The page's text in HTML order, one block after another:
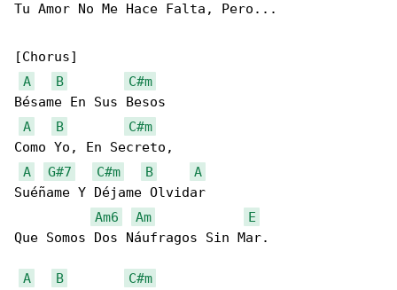
Tu Amor No Me Hace Falta, Pero...
[Chorus]
A
B
C#m
Bésame En Sus Besos
A
B
C#m
Como Yo, En Secreto,
A
G#7 C#m B
A
Suéñame Y Déjame Olvidar
Am6
Am
E
Que Somos Dos Náufragos Sin Mar.
A B
C#m